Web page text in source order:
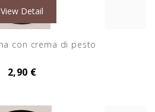
View Detail
con crema di pesto
2,90 €